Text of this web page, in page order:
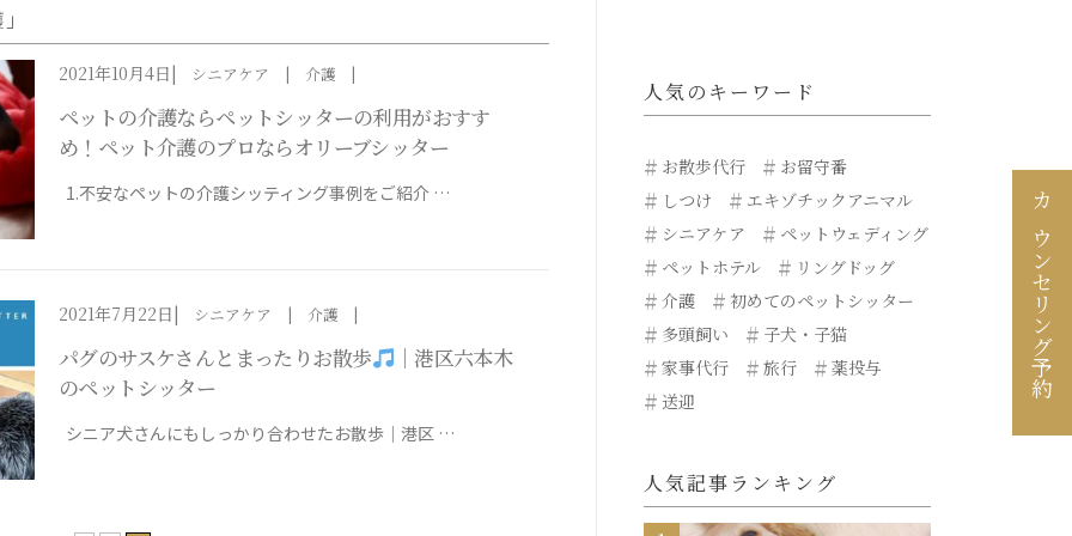
」
2021年10月4日 シニアケア 介護
ペットの介護ならペットシッターの利用がおすす
め！ペット介護のプロならオリーブシッター
1.不安なペットの介護シッティング事例をご紹介 …
2021年7月22日 シニアケア 介護
パグのサスケさんとまったりお散歩
｜港区六本木
のペットシッター
シニア犬さんにもしっかり合わせたお散歩｜港区 …
人気のキーワード
お散歩代行
お留守番
しつけ
エキゾチックアニマル
シニアケア
ペットウェディング
ペットホテル
リングドッグ
介護
初めてのペットシッター
多頭飼い
子犬・子猫
家事代行
旅行
薬投与
送迎
人気記事ランキング
カウンセリング予約